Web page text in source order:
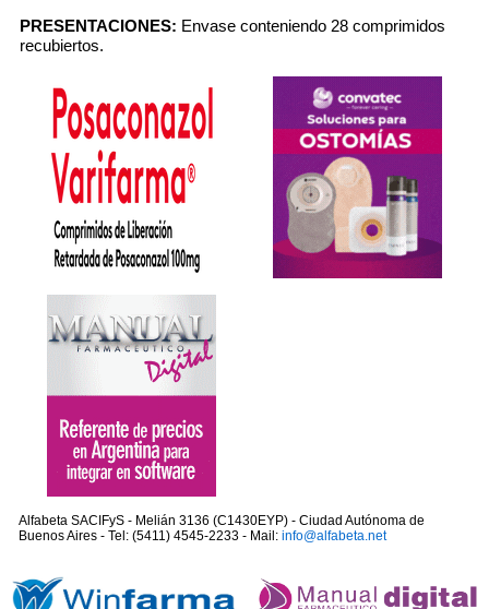
PRESENTACIONES: Envase conteniendo 28 comprimidos
recubiertos.
Alfabeta SACIFyS - Melián 3136 (C1430EYP) - Ciudad Autónoma de
Buenos Aires - Tel: (5411) 4545-2233 - Mail: info@alfabeta.net